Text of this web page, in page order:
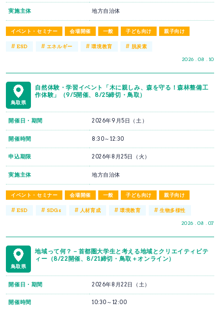
イベント・セミナー 会場開催 一般 子ども向け 親子向け
2026 . 08 . 10
実施主体 地方自治体
#ESD # エネルギー #環境教育 # 脱炭素
鳥取県
自然体験・学習イベント「木に親しみ、森を守る！森林整備工
作体験」（9/5開催、8/25締切・鳥取）
イベント・セミナー 会場開催 一般 子ども向け 親子向け
2026 . 08 . 07
開催日・期間 2026年9月5日（土）
開催時間 8:30～12:30
申込期限 2026年8月25日（火）
実施主体 地方自治体
#ESD # SDGs # 人材育成 # 環境教育 #生物多様性
鳥取県
地域って何？－首都圏大学生と考える地域とクリエイティビテ
ィー（8/22開催、8/21締切・鳥取＋オンライン）
開催日・期間 2026年8月22日（土）
開催時間 10:30～12:00